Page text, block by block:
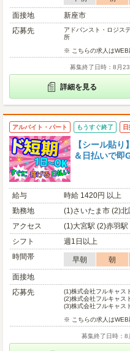
面接地
新座市
応募先
アドバンスト・ロジス
所
※ こちらの求人はWEB
募集終了日時：8月23
詳細を見る
アルバイト・パート もうすぐ終了
【シール貼
＆日払いで即
給与
時給 1420円 以上
勤務地
(1)さいたま市 (2)
アクセス
(1)大宮駅 (2)赤羽駅
シフト
週1日以上
時間帯
早朝 朝
面接地
応募先
(1)株式会社フルキャス
(2)株式会社フルキャス
(3)株式会社フルキャス
※ こちらの求人はWEB
募集終了日時：8